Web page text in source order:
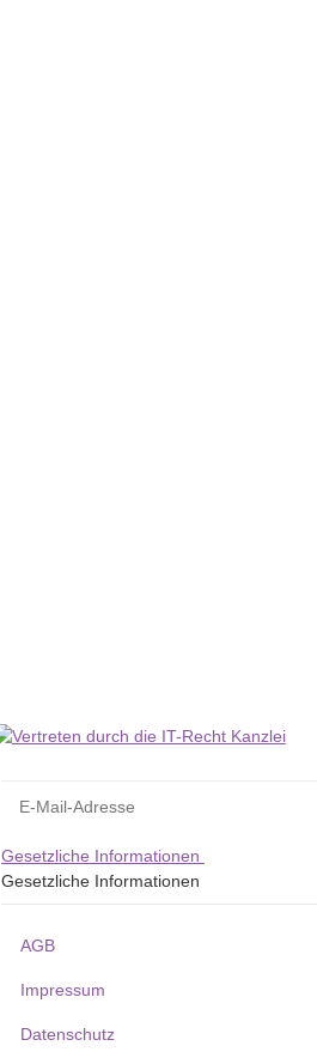
Gesetzliche Informationen
Gesetzliche Informationen
AGB
Impressum
Datenschutz